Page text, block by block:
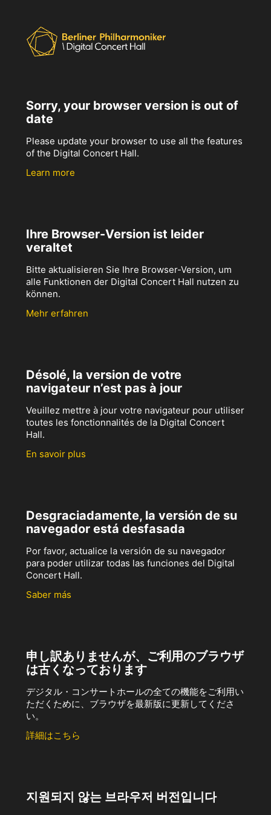
Sorry, your browser version is out of
date
Please update your browser to use all the features
of the Digital Concert Hall.
Learn more
Ihre Browser-Version ist leider
veraltet
Bitte aktualisieren Sie Ihre Browser-Version, um
alle Funktionen der Digital Concert Hall nutzen zu
können.
Mehr erfahren
Désolé, la version de votre
navigateur n’est pas à jour
Veuillez mettre à jour votre navigateur pour utiliser
toutes les fonctionnalités de la Digital Concert
Hall.
En savoir plus
Desgraciadamente, la versión de su
navegador está desfasada
Por favor, actualice la versión de su navegador
para poder utilizar todas las funciones del Digital
Concert Hall.
Saber más
申し訳ありませんが、ご利用のブラウザ
は古くなっております
デジタル・コンサートホールの全ての機能をご利用い
ただくために、ブラウザを最新版に更新してくださ
い。
詳細はこちら
지원되지 않는 브라우저 버전입니다